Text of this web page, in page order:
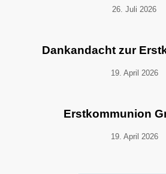
26. Juli 2026
Dankandacht zur
19. April 2026
Erstkommunion
19. April 2026